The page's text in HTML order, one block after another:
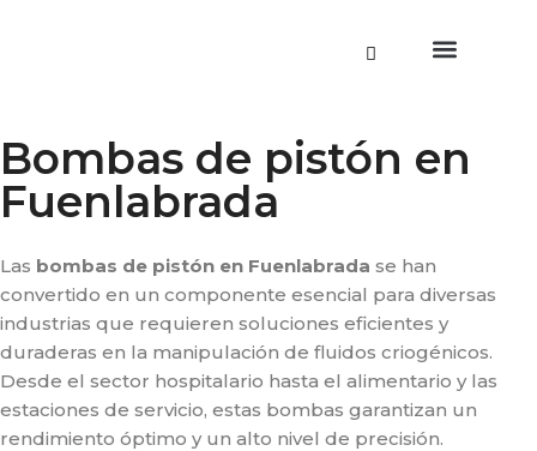
Bombas de pistón en
Fuenlabrada
Las bombas de pistón en Fuenlabrada se han
convertido en un componente esencial para diversas
industrias que requieren soluciones eficientes y
duraderas en la manipulación de fluidos criogénicos.
Desde el sector hospitalario hasta el alimentario y las
estaciones de servicio, estas bombas garantizan un
rendimiento óptimo y un alto nivel de precisión.